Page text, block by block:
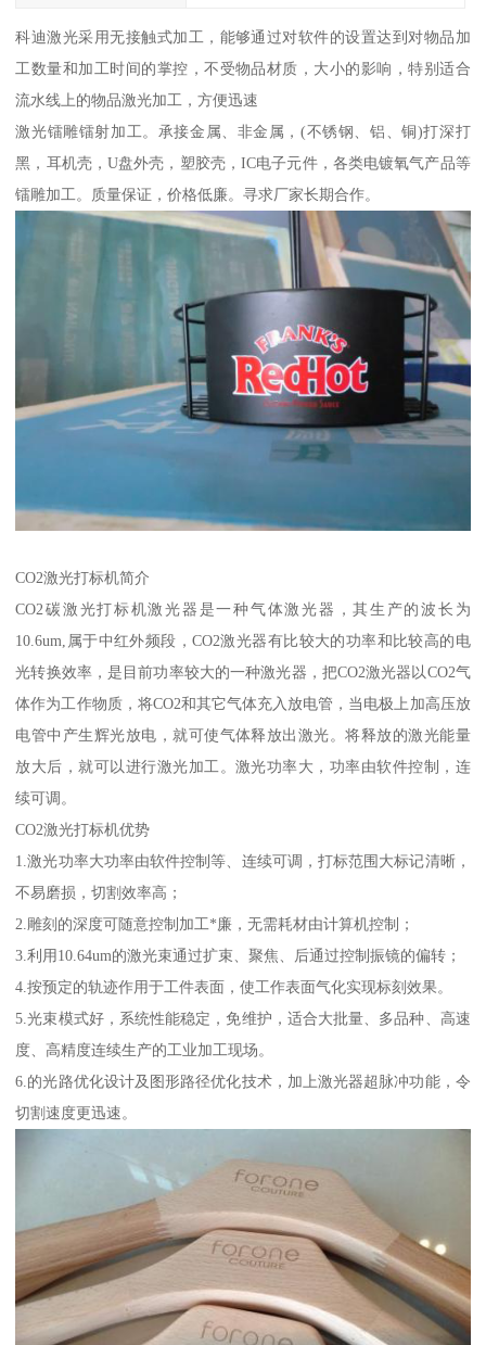
科迪激光采用无接触式加工，能够通过对软件的设置达到对物品加
工数量和加工时间的掌控，不受物品材质，大小的影响，特别适合
流水线上的物品激光加工，方便迅速
激光镭雕镭射加工。承接金属、非金属，(不锈钢、铝、铜)打深打
黑，耳机壳，U盘外壳，塑胶壳，IC电子元件，各类电镀氧气产品等
镭雕加工。质量保证，价格低廉。寻求厂家长期合作。
CO2激光打标机简介
CO2碳激光打标机激光器是一种气体激光器，其生产的波长为
10.6um,属于中红外频段，CO2激光器有比较大的功率和比较高的电
光转换效率，是目前功率较大的一种激光器，把CO2激光器以CO2气
体作为工作物质，将CO2和其它气体充入放电管，当电极上加高压放
电管中产生辉光放电，就可使气体释放出激光。将释放的激光能量
放大后，就可以进行激光加工。激光功率大，功率由软件控制，连
续可调。
CO2激光打标机优势
1.激光功率大功率由软件控制等、连续可调，打标范围大标记清晰，
不易磨损，切割效率高；
2.雕刻的深度可随意控制加工*廉，无需耗材由计算机控制；
3.利用10.64um的激光束通过扩束、聚焦、后通过控制振镜的偏转；
4.按预定的轨迹作用于工件表面，使工作表面气化实现标刻效果。
5.光束模式好，系统性能稳定，免维护，适合大批量、多品种、高速
度、高精度连续生产的工业加工现场。
6.的光路优化设计及图形路径优化技术，加上激光器超脉冲功能，令
切割速度更迅速。